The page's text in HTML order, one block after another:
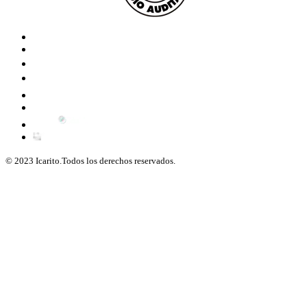
© 2023 Icarito.Todos los derechos reservados.